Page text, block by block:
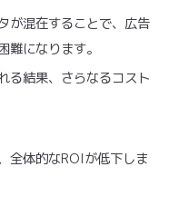
が混在することで、広告
難になります。
る結果、さらなるコスト
全体的なROIが低下しま